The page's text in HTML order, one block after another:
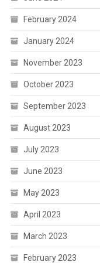
February 2024
January 2024
November 2023
October 2023
September 2023
August 2023
July 2023
June 2023
May 2023
April 2023
March 2023
February 2023